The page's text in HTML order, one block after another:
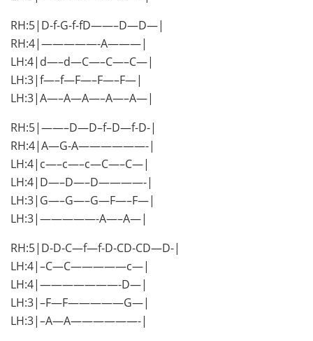
RH:5|D-f-G-f-fD——–D—D—|
RH:4|—————-A———|
LH:4|d—–d—C—–C—–C—|
LH:3|f—–f—F—–F—–F—|
LH:3|A—–A—A—–A—–A—|
RH:5|——–D—D–f–D—f-D-|
RH:4|A—G-A——————-|
LH:4|c—–c—–c—C—–C—|
LH:4|D—–D—–D————-|
LH:3|G—–G—–G—F—–F—|
LH:3|—————-A—–A—|
RH:5|D-D-C—f—f-D-CD-CD—D-|
LH:4|–C—C—————c—|
LH:4|———————-D—|
LH:3|–F—F—————G—|
LH:3|–A—A——————-|